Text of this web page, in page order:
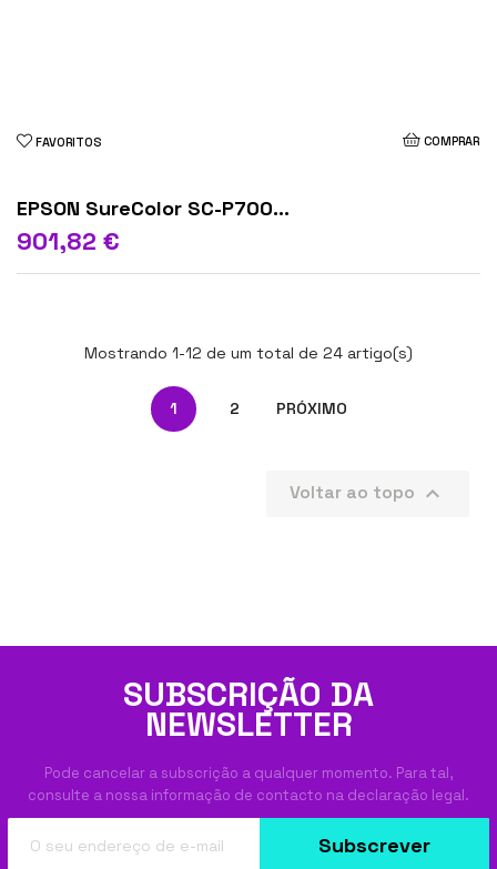
FAVORITOS COMPRAR
EPSON SureColor SC-P700...
901,82 €
Mostrando 1-12 de um total de 24 artigo(s)
1 2 PRÓXIMO
Voltar ao topo 
SUBSCRIÇÃO DA
NEWSLETTER
Pode cancelar a subscrição a qualquer momento. Para tal,
consulte a nossa informação de contacto na declaração legal.
Subscrever